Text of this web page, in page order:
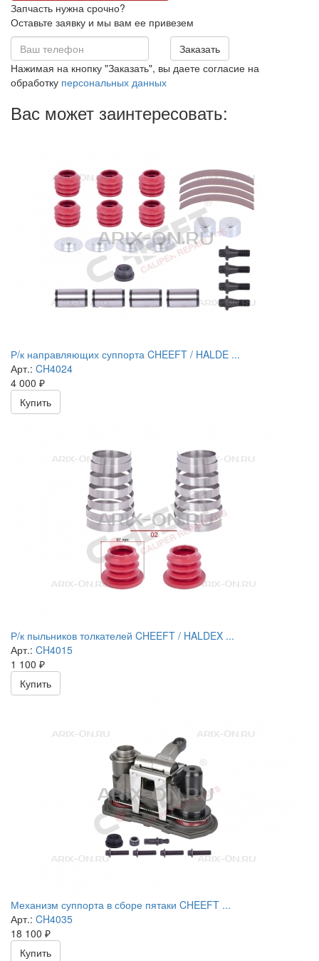
Запчасть нужна срочно?
Оставьте заявку и мы вам ее привезем
Заказать
Нажимая на кнопку "Заказать", вы даете согласие на
обработку персональных данных
Вас может заинтересовать:
Р/к направляющих суппорта CHEEFT / HALDE ...
Арт.: CH4024
4 000 ₽
Купить
Р/к пыльников толкателей CHEEFT / HALDEX ...
Арт.: CH4015
1 100 ₽
Купить
Механизм суппорта в сборе пятаки CHEEFT ...
Арт.: CH4035
18 100 ₽
Купить